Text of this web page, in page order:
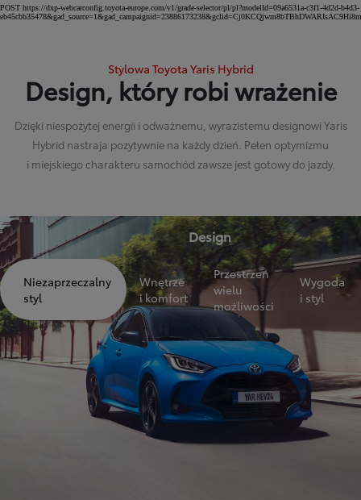
POST https://dxp-webcarconfig.toyota-europe.com/v1/grade-selector/pl/pl?modelId=09a6531a-c3f1-4d2d-b4d3-
Stylowa Toyota Yaris Hybrid
Design, który robi wrażenie
Dzięki niespożytej energii i odważnemu, wyrazistemu designowi Yaris
Hybrid nastraja pozytywnie na każdy dzień. Pełen optymizmu
i miejskiego charakteru samochód zawsze jest gotowy do jazdy.
Design
Niezaprzeczalny
styl
Wnętrze
i komfort
Przestrzeń
wielu
możliwości
Wygoda
i styl